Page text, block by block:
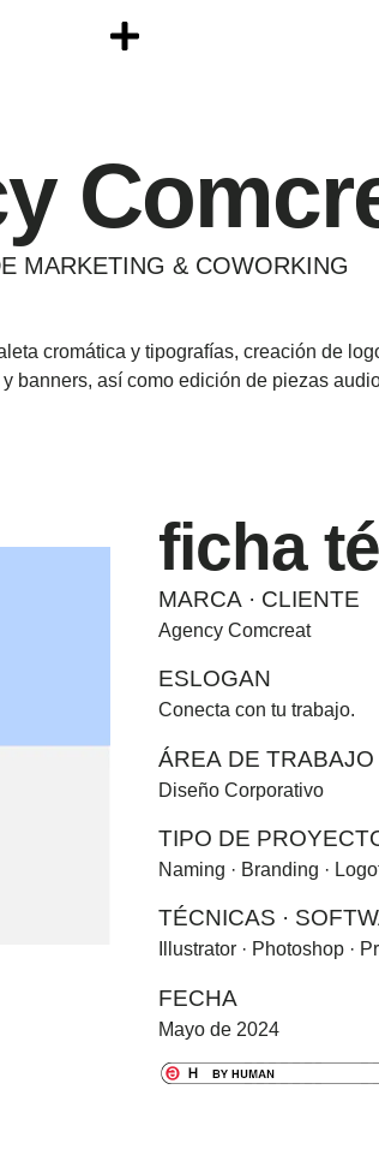
MARKETING & COWORKING
cromática y tipografías, creación de
banners, así como edición depiezas
ficha
MARCA · CLIENTE
Agency Comcreat
ESLOGAN
Conecta con tu trabajo.
ÁREA DE TRABAJO
Diseño Corporativo
TIPO DE
Naming · Branding ·
TÉCNICAS ·
Illustrator · Photoshop ·
FECHA
Mayo de 2024